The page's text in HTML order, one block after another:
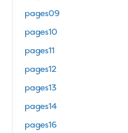
pages09
pages10
pages11
pages12
pages13
pages14
pages16